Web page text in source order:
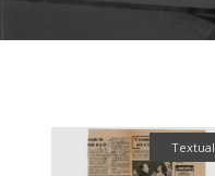
Textual